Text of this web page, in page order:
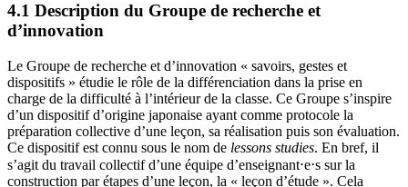
4.1 Description du Groupe de recherche et
d’innovation
Le Groupe de recherche et d’innovation « savoirs, gestes et
dispositifs » étudie le rôle de la différenciation dans la prise en
charge de la difficulté à l’intérieur de la classe. Ce Groupe s’inspire
d’un dispositif d’origine japonaise ayant comme protocole la
préparation collective d’une leçon, sa réalisation puis son évaluation.
Ce dispositif est connu sous le nom de lessons studies. En bref, il
s’agit du travail collectif d’une équipe d’enseignant⋅e⋅s sur la
construction par étapes d’une leçon, la « leçon d’étude ». Cela